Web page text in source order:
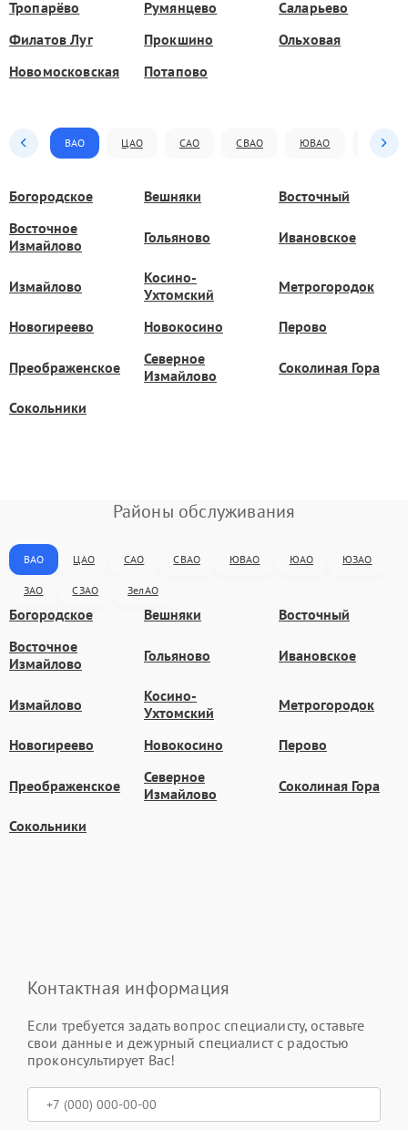
Тропарёво Румянцево
Саларьево
Филатов Луг
Прокшино
Ольховая
Новомосковская
Потапово
ВАО ЦАО САО СВАО ЮВАО ЮАО
Богородское Вешняки
Восточный
Восточное
Измайлово
Гольяново Ивановское
Измайлово
Косино-
Ухтомский
Метрогородок
Новогиреево Новокосино Перово
Преображенское
Северное
Измайлово
Соколиная Гора
Сокольники
Районы обслуживания
ВАО ЦАО САО СВАО ЮВАО ЮАО ЮЗАО
ЗАО СЗАО ЗелАО
Богородское Вешняки
Восточный
Восточное
Измайлово
Гольяново Ивановское
Измайлово
Косино-
Ухтомский
Метрогородок
Новогиреево Новокосино Перово
Преображенское
Северное
Измайлово
Соколиная Гора
Сокольники
Контактная информация
Если требуется задать вопрос специалисту, оставьте
свои данные и дежурный специалист с радостью
проконсультирует Вас!